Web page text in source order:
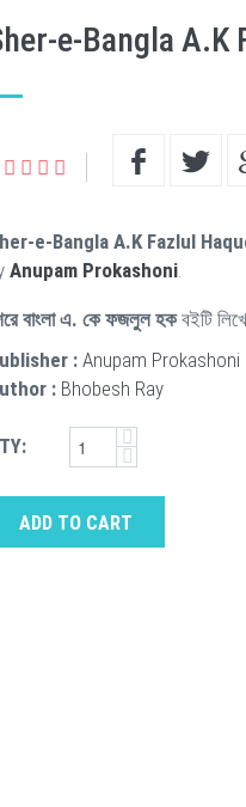
e-Bangla A.K
e-Bangla A.K Fazlul
Anupam Prokashoni.
বাংলা এ. কে ফজলুল হকবইটি
: Anupam Prokashoni
: Bhobesh Ray
ADD TO CART